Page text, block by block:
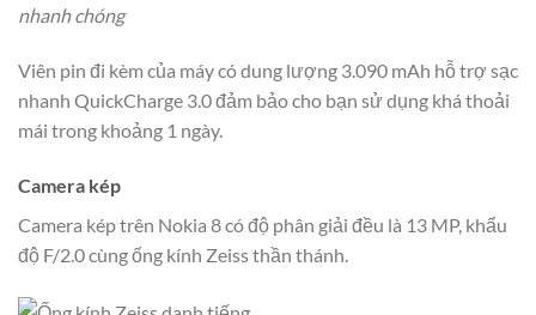
nhanh chóng
Viên pin đi kèm của máy có dung lượng 3.090 mAh hỗ trợ sạc
nhanh QuickCharge 3.0 đảm bảo cho bạn sử dụng khá thoải
mái trong khoảng 1 ngày.
Camera kép
Camera kép trên Nokia 8 có độ phân giải đều là 13 MP, khẩu
độ F/2.0 cùng ống kính Zeiss thần thánh.